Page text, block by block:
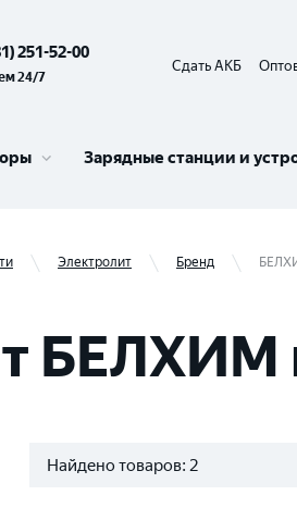
251-52-00
24/7
Сдать АКБ
Зарядные станции и
Электролит Бренд
БЕЛХИМ
Найдено товаров: 2